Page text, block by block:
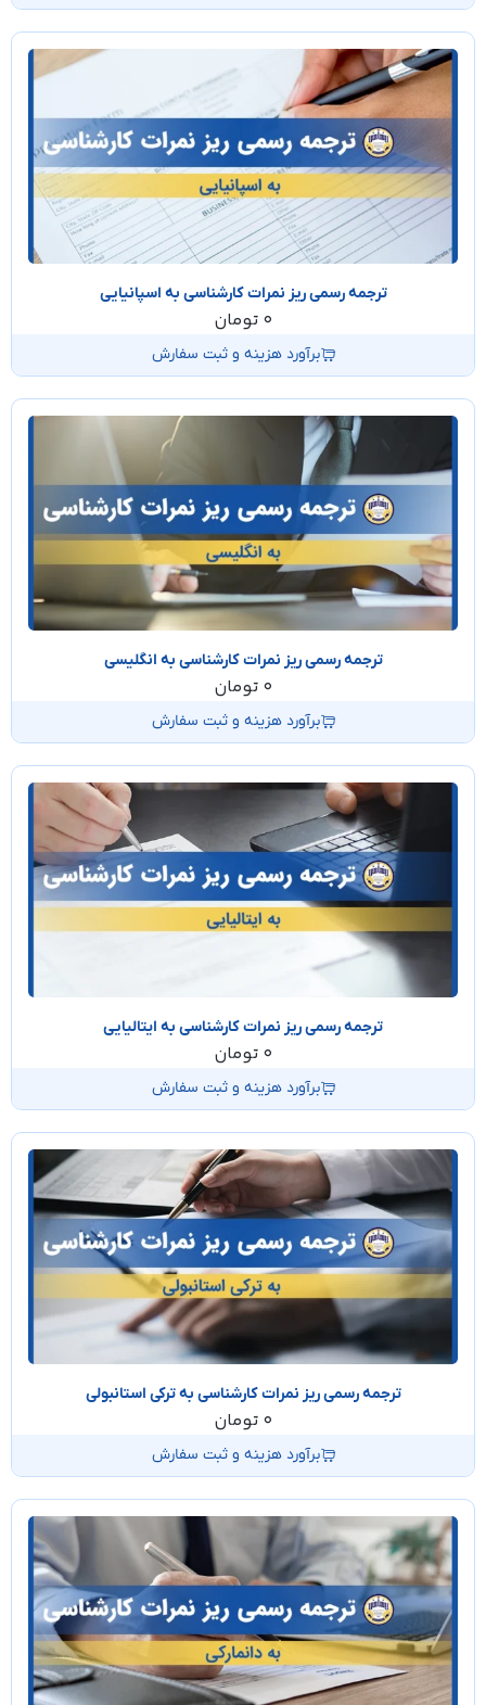
ترجمه رسمی ریز نمرات کارشناسی به اسپانیایی
0 تومان
برآورد هزینه و ثبت سفارش
ترجمه رسمی ریز نمرات کارشناسی به انگلیسی
0 تومان
برآورد هزینه و ثبت سفارش
ترجمه رسمی ریز نمرات کارشناسی به ایتالیایی
0 تومان
برآورد هزینه و ثبت سفارش
ترجمه رسمی ریز نمرات کارشناسی به ترکی استانبولی
0 تومان
برآورد هزینه و ثبت سفارش